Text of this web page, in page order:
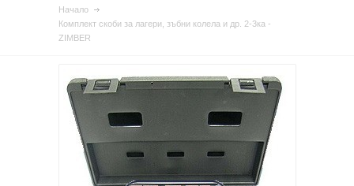
Начало
Комплект скоби за лагери, зъбни колела и др. 2-3ка -
ZIMBER